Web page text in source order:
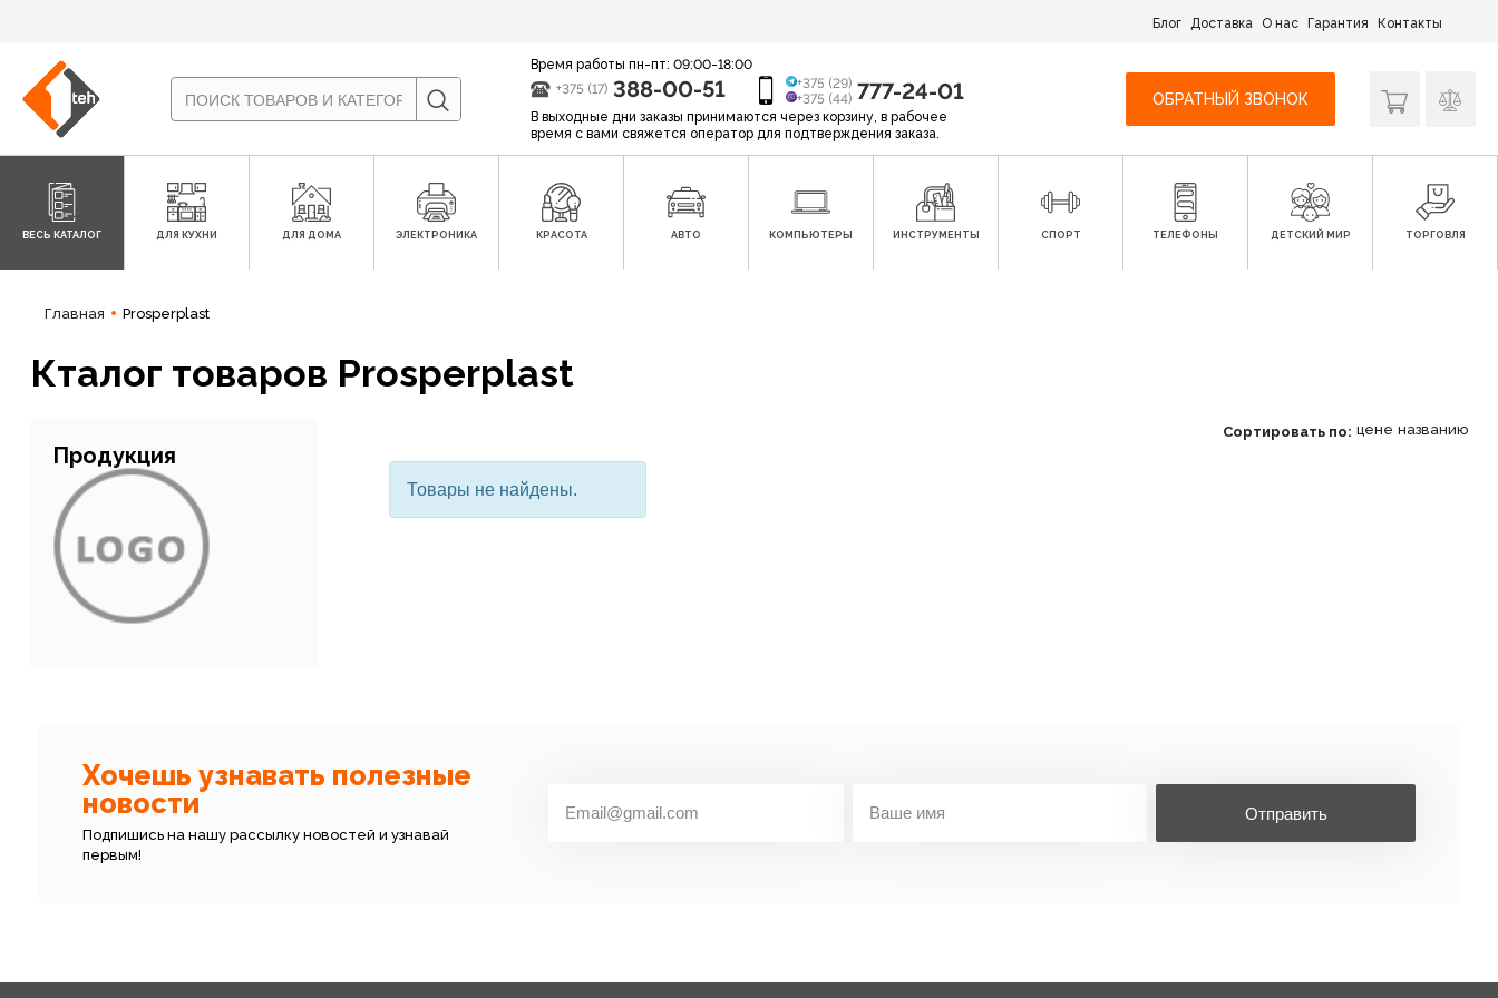
Блог Доставка О нас Гарантия Контакты
Время работы пн-пт: 09:00-18:00
+375 (17) 388-00-51
+375 (29)
+375 (44) 777-24-01
В выходные дни заказы принимаются через корзину, в рабочее
время с вами свяжется оператор для подтверждения заказа.
ОБРАТНЫЙ ЗВОНОК
ВЕСЬ КАТАЛОГ ДЛЯ КУХНИ ДЛЯ ДОМА ЭЛЕКТРОНИКА КРАСОТА АВТО КОМПЬЮТЕРЫ ИНСТРУМЕНТЫ СПОРТ ТЕЛЕФОНЫ ДЕТСКИЙ МИР ТОРГОВЛЯ
Главная Prosperplast
Кталог товаров Prosperplast
Продукция
Сортировать по: цене названию
Товары не найдены.
Хочешь узнавать полезные
новости
Подпишись на нашу рассылку новостей и узнавай
первым!
Отправить